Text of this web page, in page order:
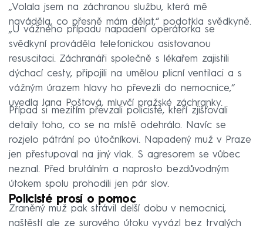
„Volala jsem na záchranou službu, která mě
naváděla, co přesně mám dělat,“ podotkla svědkyně.
„U vážného případu napadení operátorka se
svědkyní prováděla telefonickou asistovanou
resuscitaci. Záchranáři společně s lékařem zajistili
dýchací cesty, připojili na umělou plicní ventilaci a s
vážným úrazem hlavy ho převezli do nemocnice,“
uvedla Jana Poštová, mluvčí pražské záchranky.
Případ si mezitím převzali policisté, kteří zjišťovali
detaily toho, co se na místě odehrálo. Navíc se
rozjelo pátrání po útočníkovi. Napadený muž v Praze
jen přestupoval na jiný vlak. S agresorem se vůbec
neznal. Před brutálním a naprosto bezdůvodným
útokem spolu prohodili jen pár slov.
Policisté prosí o pomoc
Zraněný muž pak strávil delší dobu v nemocnici,
naštěstí ale ze surového útoku vyvázl bez trvalých